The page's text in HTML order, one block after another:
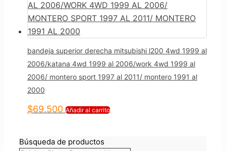
bandeja superior derecha mitsubishi l200 4wd 1999 al
2006/katana 4wd 1999 al 2006/work 4wd 1999 al
2006/ montero sport 1997 al 2011/ montero 1991 al
2000
$69.500 Añadir al carrito
Búsqueda de productos